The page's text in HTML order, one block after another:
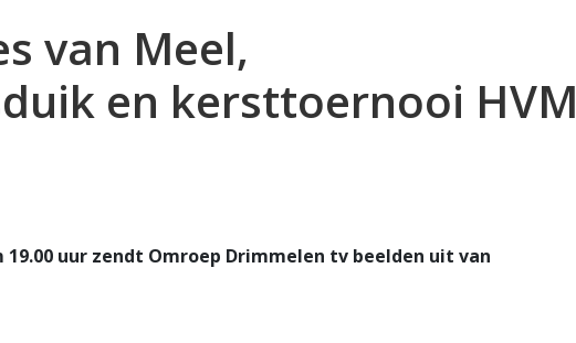
van Meel,
en kersttoernooi HVM
uur zendt Omroep Drimmelen tv beelden uit van